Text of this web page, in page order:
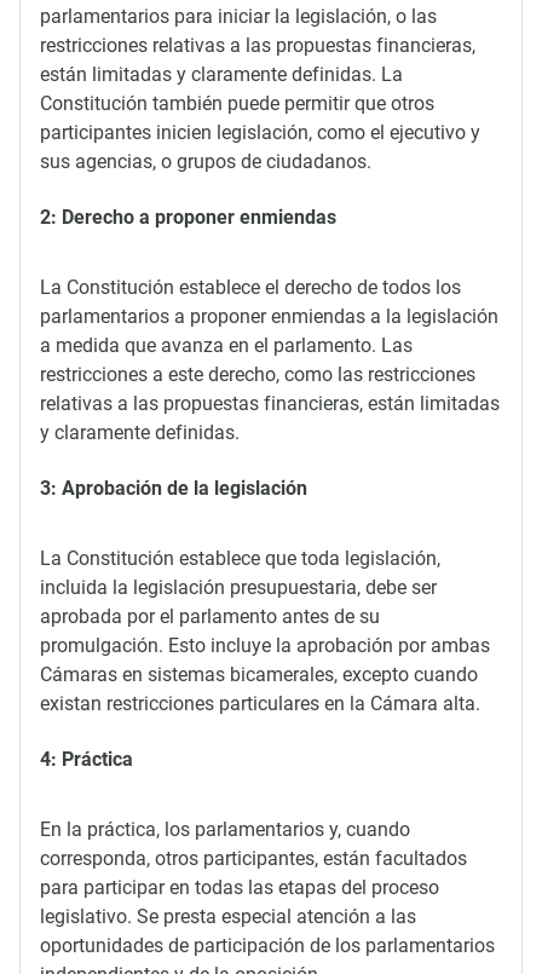
parlamentarios para iniciar la legislación, o las
restricciones relativas a las propuestas financieras,
están limitadas y claramente definidas. La
Constitución también puede permitir que otros
participantes inicien legislación, como el ejecutivo y
sus agencias, o grupos de ciudadanos.
2: Derecho a proponer enmiendas
La Constitución establece el derecho de todos los
parlamentarios a proponer enmiendas a la legislación
a medida que avanza en el parlamento. Las
restricciones a este derecho, como las restricciones
relativas a las propuestas financieras, están limitadas
y claramente definidas.
3: Aprobación de la legislación
La Constitución establece que toda legislación,
incluida la legislación presupuestaria, debe ser
aprobada por el parlamento antes de su
promulgación. Esto incluye la aprobación por ambas
Cámaras en sistemas bicamerales, excepto cuando
existan restricciones particulares en la Cámara alta.
4: Práctica
En la práctica, los parlamentarios y, cuando
corresponda, otros participantes, están facultados
para participar en todas las etapas del proceso
legislativo. Se presta especial atención a las
oportunidades de participación de los parlamentarios